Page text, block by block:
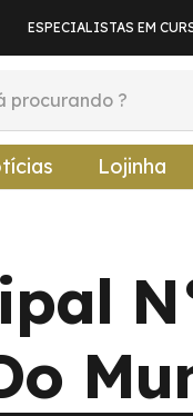
ESPECIALISTAS EM
Lojinha